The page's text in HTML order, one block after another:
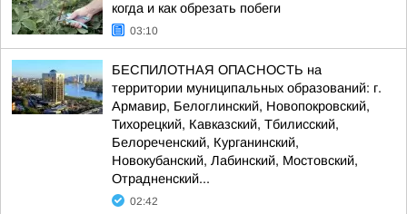
когда и как обрезать побеги
03:10
БЕСПИЛОТНАЯ ОПАСНОСТЬ на
территории муниципальных образований: г.
Армавир, Белоглинский, Новопокровский,
Тихорецкий, Кавказский, Тбилисский,
Белореченский, Курганинский,
Новокубанский, Лабинский, Мостовский,
Отрадненский...
02:42